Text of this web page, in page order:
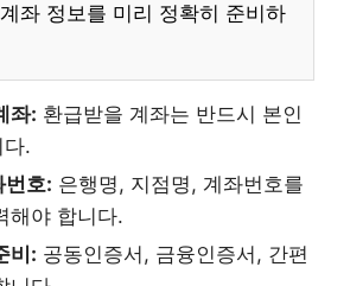
좌 정보를 미리 정확히 준비하
좌: 환급받을 계좌는 반드시 본인
.
호: 은행명, 지점명, 계좌번호를
해야 합니다.
비: 공동인증서, 금융인증서, 간편